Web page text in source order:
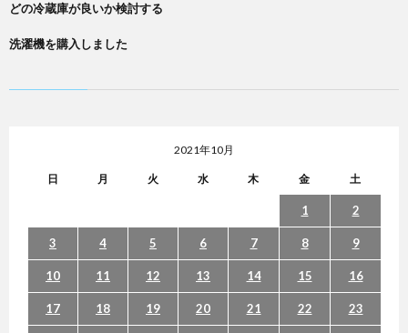
どの冷蔵庫が良いか検討する
洗濯機を購入しました
2021年10月
日 月 火 水 木 金 土
1 2
3 4 5 6 7 8 9
10 11 12 13 14 15 16
17 18 19 20 21 22 23